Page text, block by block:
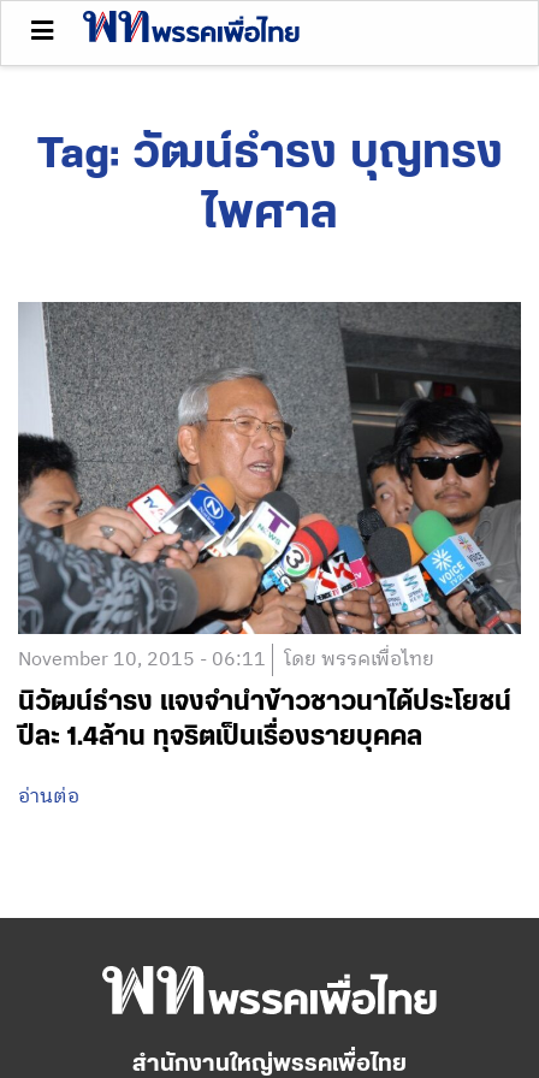
Tag: วัฒน์ธำรง บุญทรง
ไพศาล
November 10, 2015 - 06:11 โดย พรรคเพื่อไทย
นิวัฒน์ธำรง แจงจำนำข้าวชาวนาได้ประโยชน์
ปีละ 1.4ล้าน ทุจริตเป็นเรื่องรายบุคคล
อ่านต่อ
สำนักงานใหญ่พรรคเพื่อไทย